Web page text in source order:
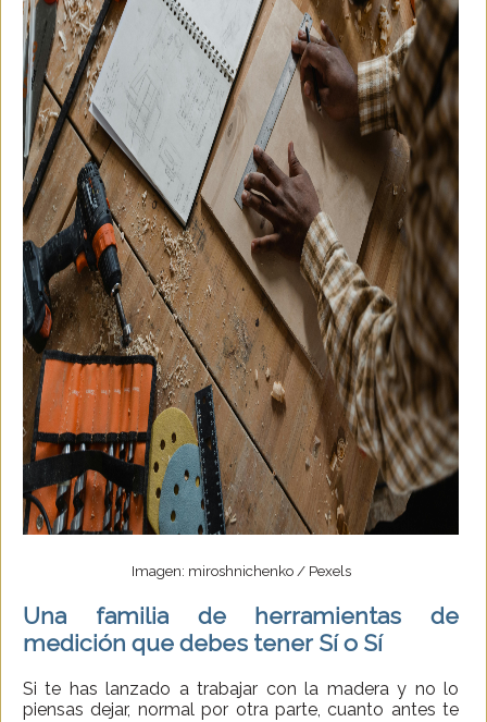
Imagen: miroshnichenko / Pexels
Una familia de herramientas de
medición que debes tener Sí o Sí
Si te has lanzado a trabajar con la madera y no lo
piensas dejar, normal por otra parte, cuanto antes te